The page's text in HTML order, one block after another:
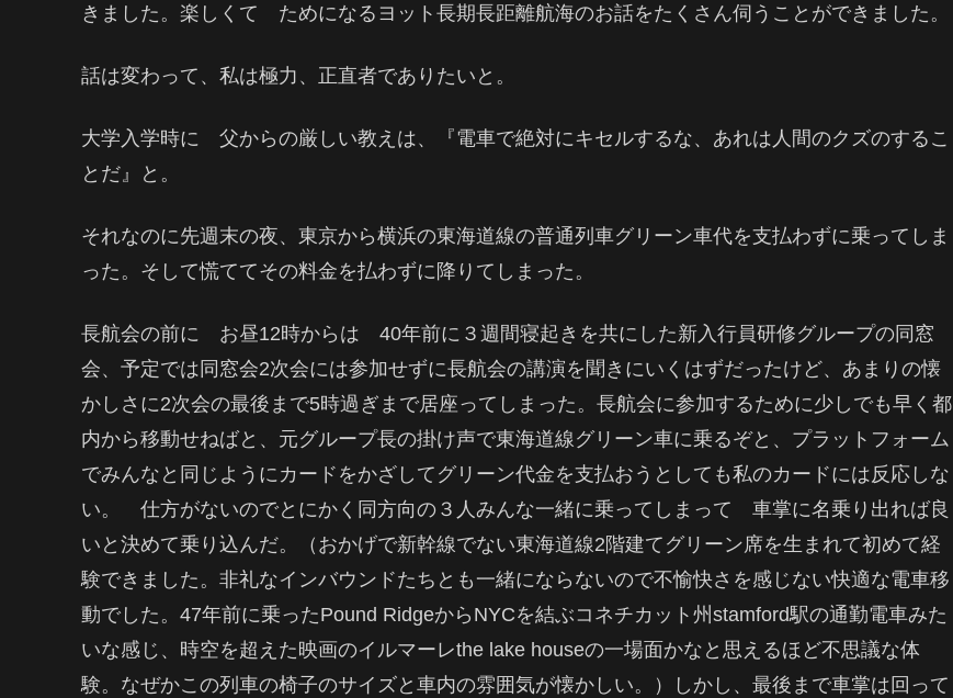
きました。楽しくて ためになるヨット長期長距離航海のお話をたくさん伺うことができました。
話は変わって、私は極力、正直者でありたいと。
大学入学時に 父からの厳しい教えは、『電車で絶対にキセルするな、あれは人間のクズのするこ
とだ』と。
それなのに先週末の夜、東京から横浜の東海道線の普通列車グリーン車代を支払わずに乗ってしま
った。そして慌ててその料金を払わずに降りてしまった。
長航会の前に お昼12時からは 40年前に３週間寝起きを共にした新入行員研修グループの同窓
会、予定では同窓会2次会には参加せずに長航会の講演を聞きにいくはずだったけど、あまりの懐
かしさに2次会の最後まで5時過ぎまで居座ってしまった。長航会に参加するために少しでも早く都
内から移動せねばと、元グループ長の掛け声で東海道線グリーン車に乗るぞと、プラットフォーム
でみんなと同じようにカードをかざしてグリーン代金を支払おうとしても私のカードには反応しな
い。 仕方がないのでとにかく同方向の３人みんな一緒に乗ってしまって 車掌に名乗り出れば良
いと決めて乗り込んだ。（おかげで新幹線でない東海道線2階建てグリーン席を生まれて初めて経
験できました。非礼なインバウンドたちとも一緒にならないので不愉快さを感じない快適な電車移
動でした。47年前に乗ったPound RidgeからNYCを結ぶコネチカット州stamford駅の通勤電車みた
いな感じ、時空を超えた映画のイルマーレthe lake houseの一場面かなと思えるほど不思議な体
験。なぜかこの列車の椅子のサイズと車内の雰囲気が懐かしい。）しかし、最後まで車掌は回って